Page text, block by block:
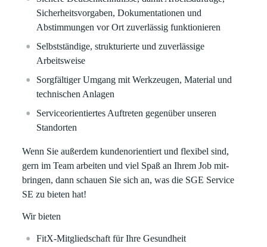
Sicherheitsvorgaben, Dokumentationen und
Abstimmungen vor Ort zuverlässig funktionieren
Selbstständige, strukturierte und zuverlässige
Arbeitsweise
Sorgfältiger Umgang mit Werkzeugen, Material und
technischen Anlagen
Serviceorientiertes Auftreten gegenüber unseren
Standorten
Wenn Sie außerdem kunden­orientiert und flexibel sind,
gern im Team arbeiten und viel Spaß an Ihrem Job mit­
bringen, dann schauen Sie sich an, was die SGE Service
SE zu bieten hat!
Wir bieten
FitX-Mitgliedschaft für Ihre Gesundheit